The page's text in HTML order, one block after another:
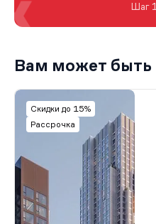
Шаг
Вам может быть
Скидки до 15%
Рассрочка